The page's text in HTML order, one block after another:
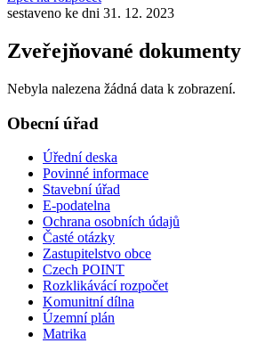
sestaveno ke dni 31. 12. 2023
Zveřejňované dokumenty
Nebyla nalezena žádná data k zobrazení.
Obecní úřad
Úřední deska
Povinné informace
Stavební úřad
E-podatelna
Ochrana osobních údajů
Časté otázky
Zastupitelstvo obce
Czech POINT
Rozklikávácí rozpočet
Komunitní dílna
Územní plán
Matrika